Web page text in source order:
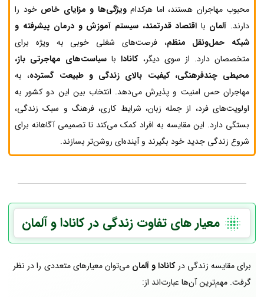
محبوب مهاجران هستند، اما هرکدامویژگی‌ها و مزایای خاص خود را
دارند. آلمان با اقتصاد قدرتمند، سیستم آموزش و درمان پیشرفته و
شبکه حمل‌ونقل منظم، فرصت‌های شغلی خوبی به ویژه برای
متخصصان دارد. از سوی دیگر،کانادا با سیاست‌های مهاجرتی باز،
محیطی چندفرهنگی، کیفیت بالای زندگی و طبیعت گسترده، به
مهاجران حس امنیت و پذیرش می‌دهد. انتخاب بین این دو کشور به
اولویت‌های فرد، از جمله زبان، شرایط کاری، فرهنگ و سبک زندگی،
بستگی دارد. این مقایسه به افراد کمک می‌کند تا تصمیمی آگاهانه برای
شروع زندگی جدید خود بگیرند و آینده‌ای روشن‌تر بسازند.
معیار های تفاوت زندگی در کانادا و آلمان
برای مقایسه زندگی درکانادا و آلمان می‌توان معیارهای متعددی را در نظر
گرفت. مهم‌ترین آن‌ها عبارت‌اند از: